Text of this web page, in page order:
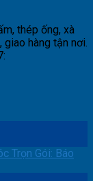
thép ống, xà
hàng tận nơi.
Trọn Gói: Báo